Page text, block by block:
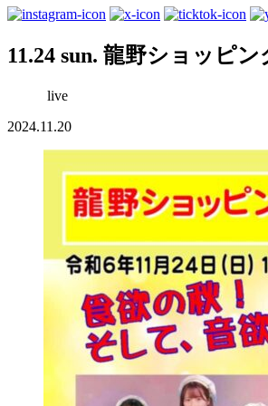
11.24 sun. 龍野ショッピ
live
2024.11.20